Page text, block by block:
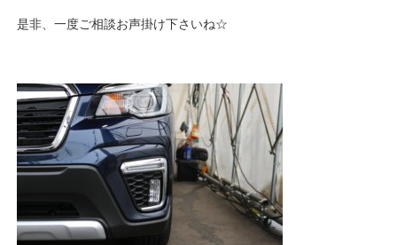
是非、一度ご相談お声掛け下さいね☆